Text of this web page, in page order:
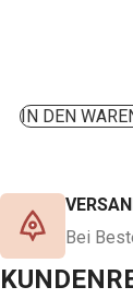
IN DEN
Bei